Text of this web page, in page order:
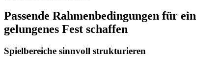
Passende Rahmenbedingungen für ein
gelungenes Fest schaffen
Spielbereiche sinnvoll strukturieren